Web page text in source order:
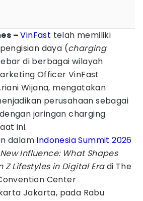
–VinFast telah memiliki
daya (charging
di berbagai wilayah
Officer VinFast
Wijana, mengatakan
perusahaan sebagai
jaringan charging
ini.
dalam Indonesia Summit 2026
Influence: What Shapes
Z Lifestyles in Digital Eradi The
Center
Jakarta, pada Rabu